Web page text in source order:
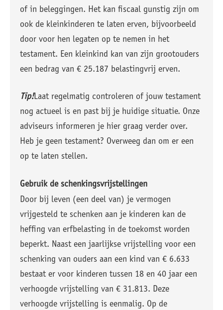
of in beleggingen. Het kan fiscaal gunstig zijn om
ook de kleinkinderen te laten erven, bijvoorbeeld
door voor hen legaten op te nemen in het
testament. Een kleinkind kan van zijn grootouders
een bedrag van € 25.187 belastingvrij erven.
Tip!Laat regelmatig controleren of jouw testament
nog actueel is en past bij je huidige situatie. Onze
adviseurs informeren je hier graag verder over.
Heb je geen testament? Overweeg dan om er een
op te laten stellen.
Gebruik de schenkingsvrijstellingen
Door bij leven (een deel van) je vermogen
vrijgesteld te schenken aan je kinderen kan de
heffing van erfbelasting in de toekomst worden
beperkt. Naast een jaarlijkse vrijstelling voor een
schenking van ouders aan een kind van € 6.633
bestaat er voor kinderen tussen 18 en 40 jaar een
verhoogde vrijstelling van € 31.813. Deze
verhoogde vrijstelling is eenmalig. Op de